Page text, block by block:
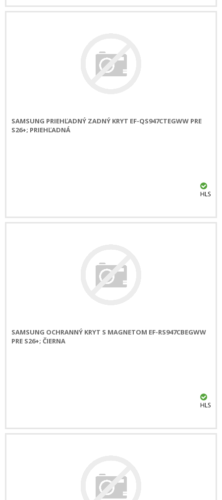
SAMSUNG PRIEHĽADNÝ ZADNÝ KRYT EF-QS947CTEGWW PRE
S26+; PRIEHĽADNÁ
HLS
SAMSUNG OCHRANNÝ KRYT S MAGNETOM EF-RS947CBEGWW
PRE S26+; ČIERNA
HLS